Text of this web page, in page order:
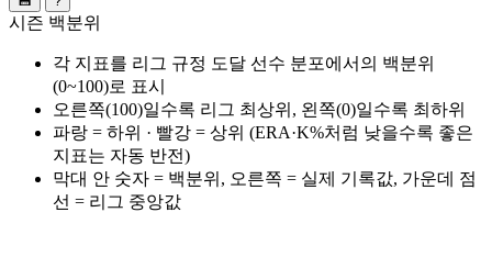
시즌 백분위
각 지표를 리그 규정 도달 선수 분포에서의 백분위
(0~100)로 표시
오른쪽(100)일수록 리그 최상위, 왼쪽(0)일수록 최하위
파랑 = 하위 · 빨강 = 상위 (ERA·K%처럼 낮을수록 좋은
지표는 자동 반전)
막대 안 숫자 = 백분위, 오른쪽 = 실제 기록값, 가운데 점
선 = 리그 중앙값